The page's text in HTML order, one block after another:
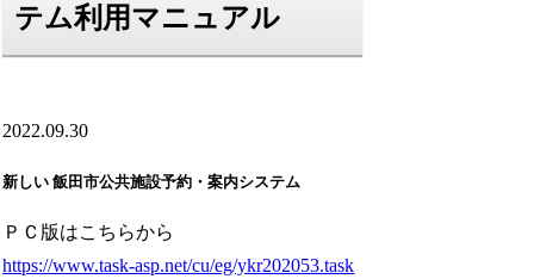
テム利用マニュアル
2022.09.30
新しい 飯田市公共施設予約・案内システム
ＰＣ版はこちらから
https://www.task-asp.net/cu/eg/ykr202053.task